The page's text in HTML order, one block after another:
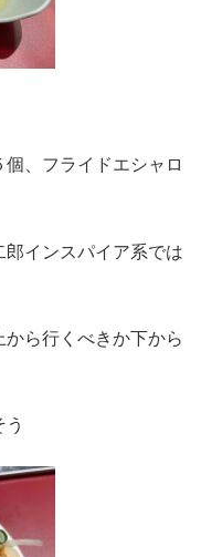
、フライドエシャロ
インスパイア系では
ら行くべきか下から